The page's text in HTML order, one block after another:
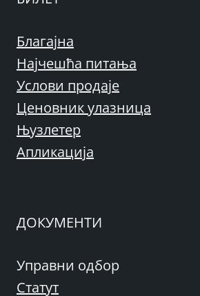
Благајна
Најчешћа питања
Услови продаје
Ценовник улазница
Њузлетер
Апликација
ДОКУМЕНТИ
Управни одбор
Статут